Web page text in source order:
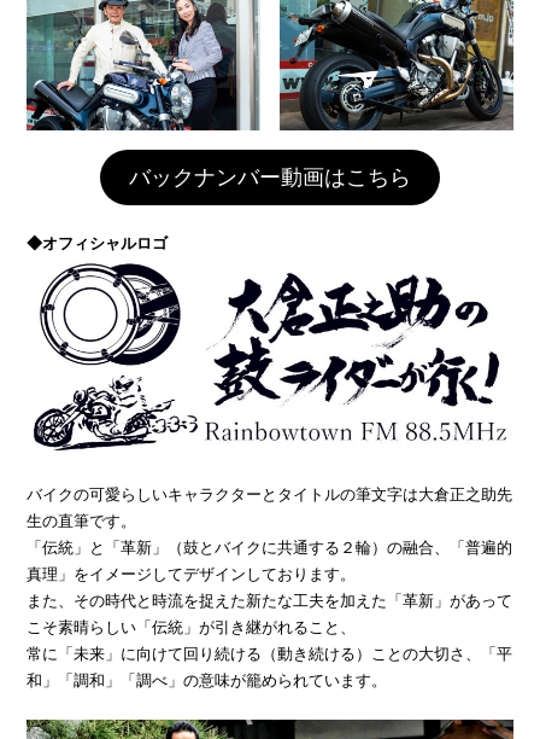
バックナンバー動画はこちら
◆オフィシャルロゴ
バイクの可愛らしいキャラクターとタイトルの筆文字は大倉正之助先
生の直筆です。
「伝統」と「革新」（鼓とバイクに共通する２輪）の融合、「普遍的
真理」をイメージしてデザインしております。
また、その時代と時流を捉えた新たな工夫を加えた「革新」があって
こそ素晴らしい「伝統」が引き継がれること、
常に「未来」に向けて回り続ける（動き続ける）ことの大切さ、「平
和」「調和」「調べ」の意味が籠められています。